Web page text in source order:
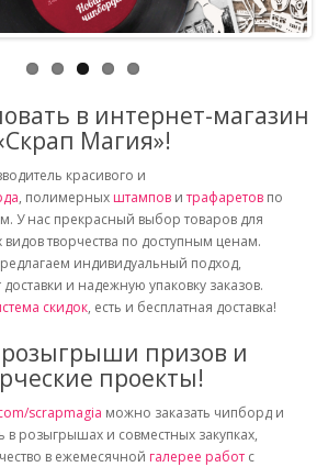
в интернет-магазин
Магия»!
красивого и
, полимерных штампов итрафаретов по
У нас прекрасный выбор товаров для
видов творчества по доступным ценам.
индивидуальный подход,
и надежную упаковку заказов.
скидок, есть и бесплатная доставка!
призов и
проекты!
scrapmagia можно заказать чипборд и
в розыгрышах и совместных закупках,
в ежемесячной галерее работ с